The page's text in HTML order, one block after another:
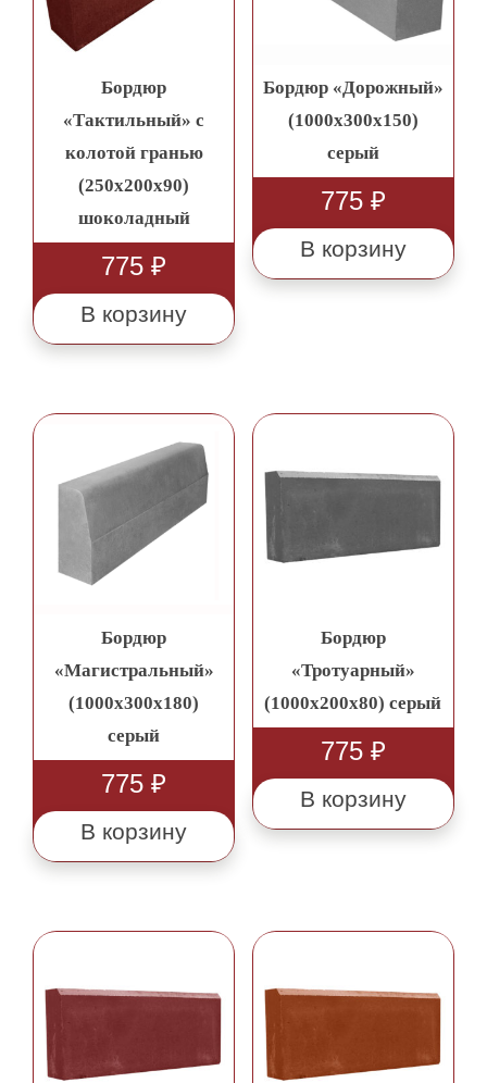
Бордюр
«Тактильный» с
колотой гранью
(250х200х90)
шоколадный
775₽
В корзину
Бордюр «Дорожный»
(1000х300х150)
серый
775 ₽
В корзину
Бордюр
«Магистральный»
(1000x300x180)
серый
775₽
В корзину
Бордюр
«Тротуарный»
(1000х200х80) серый
775 ₽
В корзину